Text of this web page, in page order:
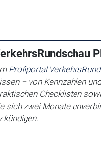
Profiportal
– von Kennzahlen
Checklisten
sich zwei Monate
kündigen.